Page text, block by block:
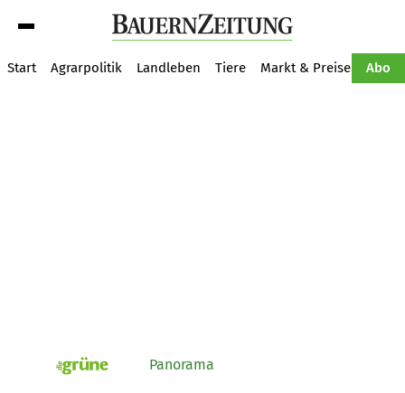
Start Agrarpolitik Landleben Tiere Markt & Preise Abo
pv_die-grune-online Panorama